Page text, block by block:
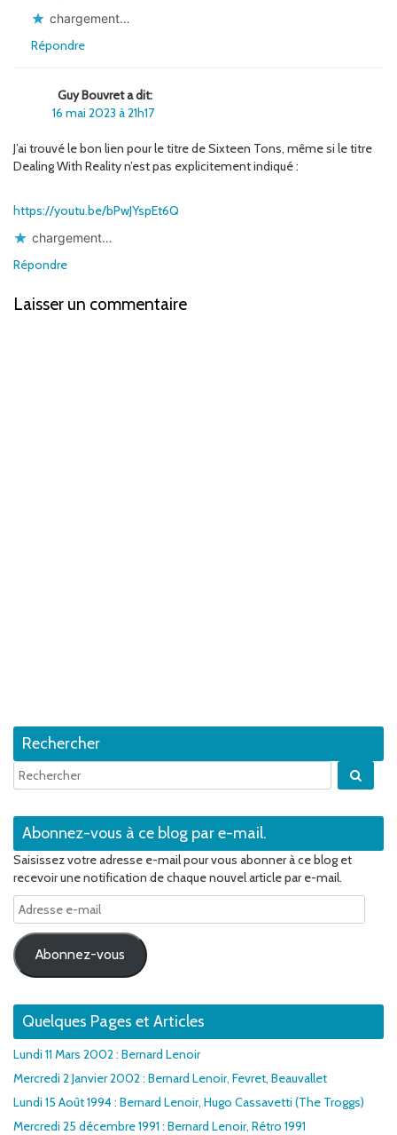
chargement…
Répondre
Guy Bouvret a dit:
16 mai 2023 à 21h17
J’ai trouvé le bon lien pour le titre de Sixteen Tons, même si le titre
Dealing With Reality n’est pas explicitement indiqué :
https://youtu.be/bPwJYspEt6Q
chargement…
Répondre
Laisser un commentaire
Rechercher
Abonnez-vous à ce blog par e-mail.
Saisissez votre adresse e-mail pour vous abonner à ce blog et
recevoir une notification de chaque nouvel article par e-mail.
Adresse
e-
mail
Abonnez-vous
Quelques Pages et Articles
Lundi 11 Mars 2002 : Bernard Lenoir
Mercredi 2 Janvier 2002 : Bernard Lenoir, Fevret, Beauvallet
Lundi 15 Août 1994 : Bernard Lenoir, Hugo Cassavetti (The Troggs)
Mercredi 25 décembre 1991 : Bernard Lenoir, Rétro 1991